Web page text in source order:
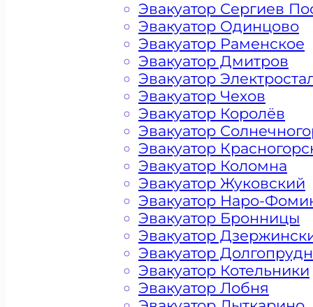
Цена от 4500 рублей
Эвакуатор Сергиев
Эвакуатор Одинцово
Эвакуатор Раменское
Эвакуатор Дмитров
Эвакуатор
Эвакуатор Чехов
Эвакуатор Королёв
Эвакуатор
Эвакуатор
Эвакуатор Коломна
Эвакуатор Жуковский
Эвакуатор Наро-
Эвакуатор Бронницы
Эвакуатор
Эвакуатор
Эвакуатор Котельники
Эвакуатор Лобня